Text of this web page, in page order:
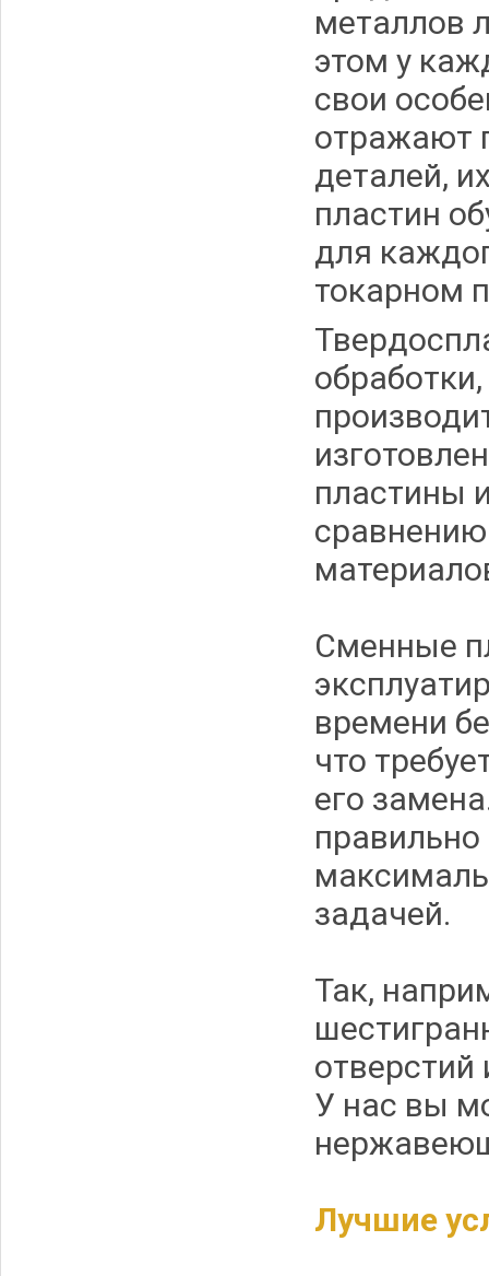
металлов
этом у
свои
отражают
деталей,
пластин
для
токарном
пластины
Сменные
времени
что
его
задачей.
Так,
У нас вы
Лучшие